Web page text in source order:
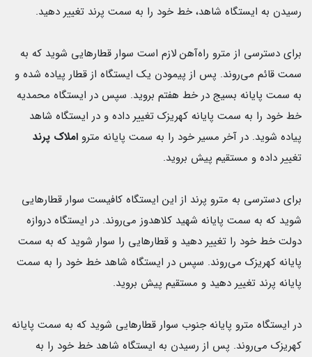
رسیدن به ایستگاه شاهد، خط خود را به سمت پرند تغییر دهید.
برای دسترسی از مترو راه‌آهن لازم است سوار قطارهایی شوید که به
سمت قائم می‌روند. پس از پیمودن یک ایستگاه از قطار پیاده شده و
به سمت پایانه بسیج در خط هفتم بروید. سپس در ایستگاه محمدیه
خط خود را به سمت پایانه کهریزک تغییر داده و در ایستگاه شاهد
پیاده شوید. در آخر مسیر خود را به سمت پایانه مترو املاک پرند
تغییر داده و مستقیم پیش بروید.
برای دسترسی به مترو پرند از این ایستگاه کافیست سوار قطارهایی
شوید که به سمت پایانه شهید کلاهدوز می‌روند. در ایستگاه دروازه
دولت خط خود را تغییر دهید و قطارهایی را سوار شوید که به سمت
پایانه کهریزک می‌روند. سپس در ایستگاه شاهد خط خود را به سمت
پایانه پرند تغییر دهید و مستقیم پیش بروید.
در ایستگاه مترو پایانه جنوب سوار قطارهایی شوید که به سمت پایانه
کهریزک می‌روند. پس از رسیدن به ایستگاه شاهد خط خود را به